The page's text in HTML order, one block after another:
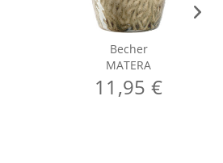
Becher
MATERA
11,95 €